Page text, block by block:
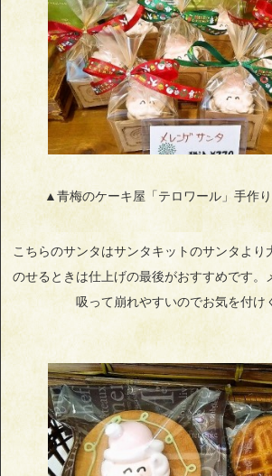
▲青梅のケーキ屋「テロワール」手作
こちらのサンタはサンタキットのサンタより
のせるときは仕上げの最後がおすすめです。
吸って崩れやすいのでお気を付け